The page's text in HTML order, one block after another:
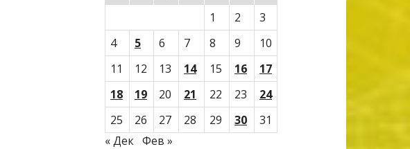
1
2
3
4
5 6 7 8 9
10
11
12 13 14 15 16
17
18
19 20 21 22 23
24
25
26 27 28 29 30
31
« Дек Фев »